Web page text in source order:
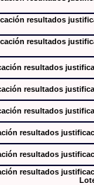
resultados
resultados
resultados
resultados
resultados
resultados
resultados
resultados